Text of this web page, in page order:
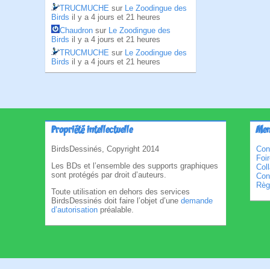
TRUCMUCHE sur Le Zoodingue des
Birds il y a 4 jours et 21 heures
Chaudron sur Le Zoodingue des
Birds il y a 4 jours et 21 heures
TRUCMUCHE sur Le Zoodingue des
Birds il y a 4 jours et 21 heures
Propriété intellectuelle
BirdsDessinés, Copyright 2014
Les BDs et l’ensemble des supports graphiques
sont protégés par droit d’auteurs.
Toute utilisation en dehors des services
BirdsDessinés doit faire l’objet d’une demande
d’autorisation préalable.